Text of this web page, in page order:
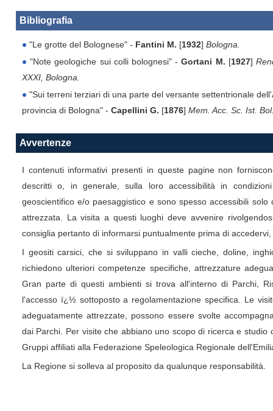
Bibliografia
"Le grotte del Bolognese" - Fantini M. [1932] Bologna.
"Note geologiche sui colli bolognesi" -Gortani M. [1927]
XXXI, Bologna.
"Sui terreni terziari di una parte del versante settentrionale
provincia di Bologna" - Capellini G. [1876] Mem. Acc. Sc. Ist.
Avvertenze
I contenuti informativi presenti in queste pagine non
descritti o, in generale, sulla loro accessibilità in
geoscientifico e/o paesaggistico e sono spesso accessibili
attrezzata. La visita a questi luoghi deve avvenire
consiglia pertanto di informarsi puntualmente prima di
I geositi carsici, che si sviluppano in valli cieche, doline,
richiedono ulteriori competenze specifiche, attrezzature
Gran parte di questi ambienti si trova all'interno di Parchi,
l'accesso ï¿½ sottoposto a regolamentazione specifica. Le
adeguatamente attrezzate, possono essere svolte
dai Parchi. Per visite che abbiano uno scopo di ricerca e
Gruppi affiliati alla Federazione Speleologica Regionale
La Regione si solleva al proposito da qualunque responsabilità.